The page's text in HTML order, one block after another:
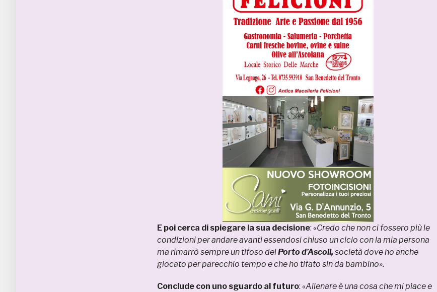
E poi cerca di spiegare la sua decisione: «Credo che non ci fossero più le
condizioni per andare avanti essendosi chiuso un ciclo con la mia persona
ma rimarrò sempre un tifoso delPorto d’Ascoli, società dove ho anche
giocato per parecchio tempo e che ho tifato sin da bambino».
Conclude con uno sguardo al futuro: «Allenare è una cosa che mi piace e